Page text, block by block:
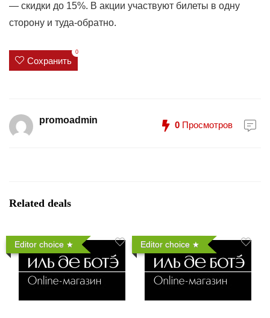
— скидки до 15%. В акции участвуют билеты в одну
сторону и туда-обратно.
Сохранить
0
promoadmin 0 Просмотров
Related deals
Editor choice Editor choice